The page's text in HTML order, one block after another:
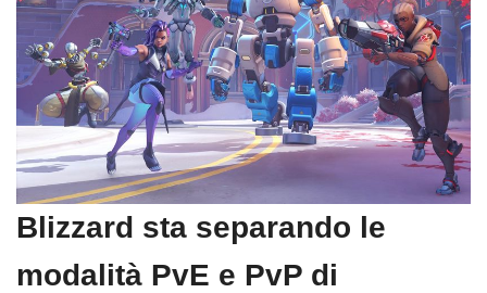
Blizzard sta separando le
modalità PvE e PvP di